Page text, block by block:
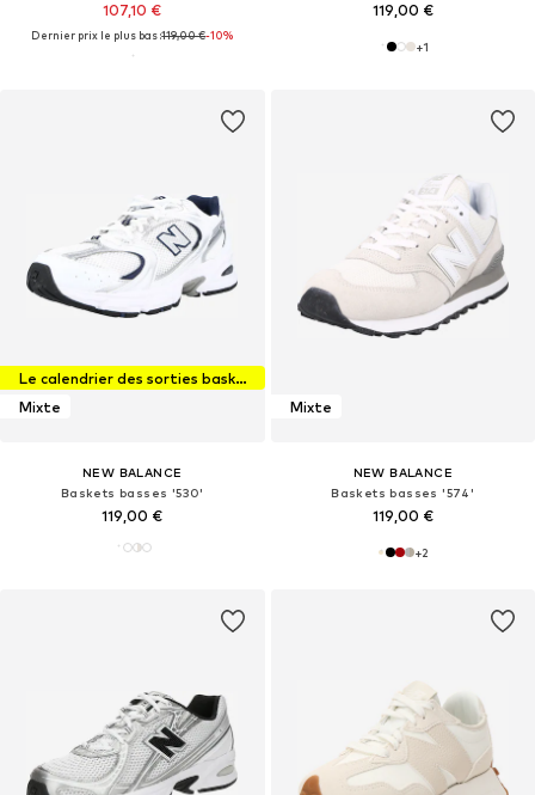
107,10 €
Dernier prix le plus bas :119,00 €-10%
119,00 €
+1
Le calendrier des sorties baskets
Mixte
NEW BALANCE
Baskets basses '530'
119,00 €
Mixte
NEW BALANCE
Baskets basses '574'
119,00 €
+2